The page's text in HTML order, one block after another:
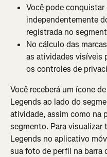
Você pode
independentemente
registrada no
No cálculo das
as atividades visíveis
os controles de
Você receberá um ícone
Legends ao lado do
atividade, assim como na
segmento. Para
Legends no aplicativo
sua foto de perfil na barra